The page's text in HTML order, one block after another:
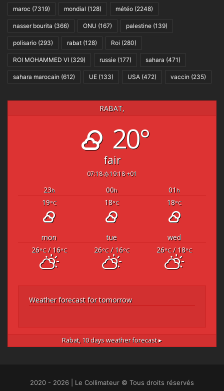
maroc (7319) mondial (128) météo (2248)
nasser bourita (366) ONU (167) palestine (139)
polisario (293) rabat (128) Roi (280)
ROI MOHAMMED VI (329) russie (177) sahara (471)
sahara marocain (612) UE (133) USA (472) vaccin (235)
RABAT,
20°
fair
07:18 19:18 +01
23h 00h 01 h
19°C 18°C 18°C
mon tue
wed
26°C/ 16°C 26°C/ 16°C 26°C/ 18°C
Weather forecast for tomorrow
Rabat, 10 days weather forecast ▸
2020 - 2026 | Le Collimateur © Tous droits réservés